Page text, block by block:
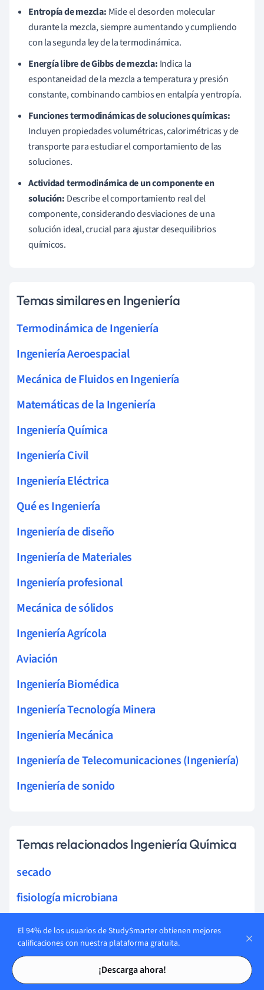
Tarjetas de estudio
Tarjetas de estudio
Entropía de mezcla: Mide el desorden molecular
durante la mezcla, siempre aumentando y cumpliendo
con la segunda ley de la termodinámica.
Energía libre de Gibbs de mezcla: Indica la
espontaneidad de la mezcla a temperatura y presión
constante, combinando cambios en entalpía y entropía.
Funciones termodinámicas de soluciones químicas:
Incluyen propiedades volumétricas, calorimétricas y de
transporte para estudiar el comportamiento de las
soluciones.
Actividad termodinámica de un componente en
solución: Describe el comportamiento real del
componente, considerando desviaciones de una
solución ideal, crucial para ajustar desequilibrios
químicos.
Temas similares en Ingeniería
Termodinámica de Ingeniería
Ingeniería Aeroespacial
Mecánica de Fluidos en Ingeniería
Matemáticas de la Ingeniería
Ingeniería Química
Ingeniería Civil
Ingeniería Eléctrica
Qué es Ingeniería
Ingeniería de diseño
Ingeniería de Materiales
Ingeniería profesional
Mecánica de sólidos
Ingeniería Agrícola
Aviación
Ingeniería Biomédica
Ingeniería Tecnología Minera
Ingeniería Mecánica
Ingeniería de Telecomunicaciones (Ingeniería)
Ingeniería de sonido
Temas relacionados Ingeniería Química
secado
fisiología microbiana
bioformulaciones
bioseparaciones
biotransformaciones
El 94% de los usuarios de StudySmarter obtienen mejores
calificaciones con nuestra plataforma gratuita.
¡Descarga ahora!